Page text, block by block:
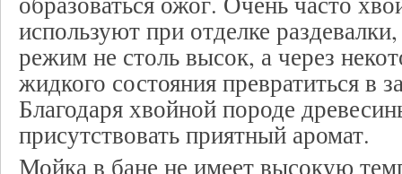
используют при отделке
режим не столь высок, а через
жидкого состояния превратиться в
Благодаря хвойной породе
присутствовать приятный аромат.
Мойка в бане не имеет высокую